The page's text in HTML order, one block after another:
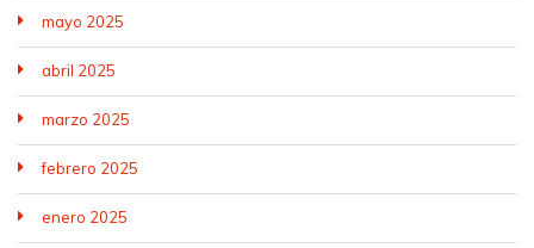
mayo 2025
abril 2025
marzo 2025
febrero 2025
enero 2025